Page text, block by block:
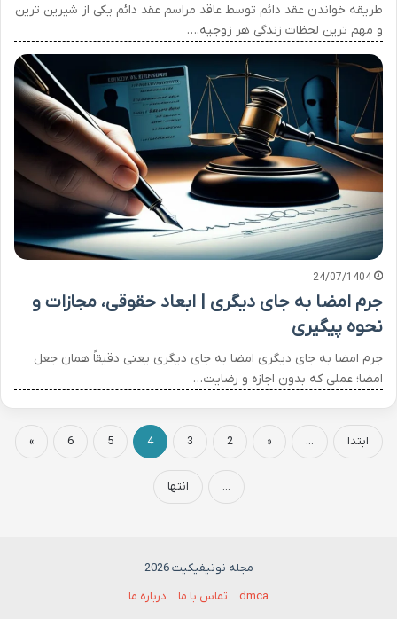
طریقه خواندن عقد دائم توسط عاقد مراسم عقد دائم یکی از شیرین ترین
و مهم ترین لحظات زندگی هر زوجیه.…
24/07/1404
جرم امضا به جای دیگری | ابعاد حقوقی، مجازات و
نحوه پیگیری
جرم امضا به جای دیگری امضا به جای دیگری یعنی دقیقاً همان جعل
امضا؛ عملی که بدون اجازه و رضایت…
ابتدا ...
«
2
3
4
5
6
»
... انتها
مجله نوتیفیکیت 2026
dmca
تماس با ما درباره ما